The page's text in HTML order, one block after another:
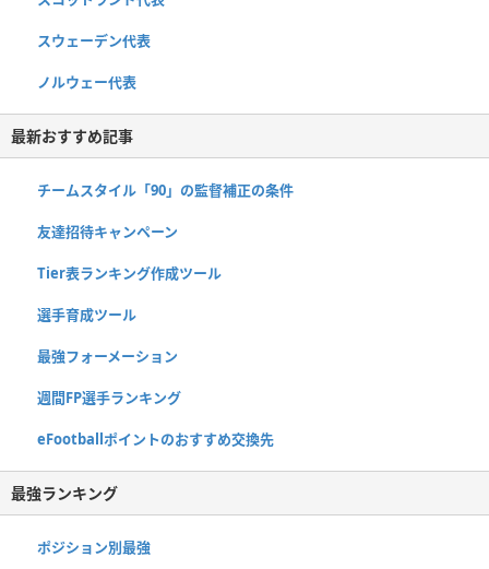
スウェーデン代表
ノルウェー代表
最新おすすめ記事
チームスタイル「90」の監督補正の条件
友達招待キャンペーン
Tier表ランキング作成ツール
選手育成ツール
最強フォーメーション
週間FP選手ランキング
eFootballポイントのおすすめ交換先
最強ランキング
ポジション別最強